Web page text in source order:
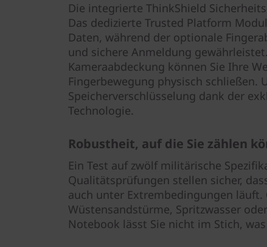
Die integrierte ThinkShield
Das dedizierte Trusted Platform
Daten, während der optionale
und sichere Anmeldung
Kameraabdeckung können Sie Ihre
Fingerbewegung physisch schließen.
Speicherverschlüsselung dank der
Technologie.
Robustheit, auf die Sie zählen
Ein Test auf zwölf militärische
Qualitätsprüfungen stellen sicher,
auch unter Extrembedingungen läuft.
Wüstensandstürme, Spritzwasser
Notebook lässt Sie nicht im Stich,